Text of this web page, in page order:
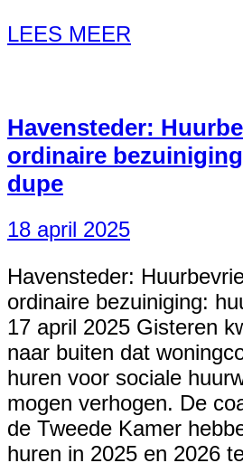
LEES MEER
Havensteder:
ordinaire
dupe
18 april 2025
Havensteder:
ordinaire bezuiniging:
17 april 2025 Gisteren
naar buiten dat
huren voor sociale
mogen verhogen. De
de Tweede Kamer
huren in 2025 en 2026